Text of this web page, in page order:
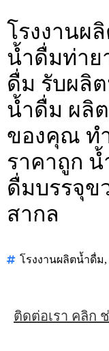
โรงงานผ
น้ำดื่มท่าย
ดื่ม รับผลิ
น้ำดื่ม ผลิ
ของคุณ ท
ราคาถูก
ดื่มบรรจุข
สากล
โรงงานผลิตน้ำดื่ม,
ติดต่อเรา คลิก